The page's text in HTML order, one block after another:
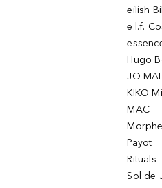
eilish
e.l.f.
Hugo
JO
KIKO
MAC
Morphe
Payot
Rituals
Sol de